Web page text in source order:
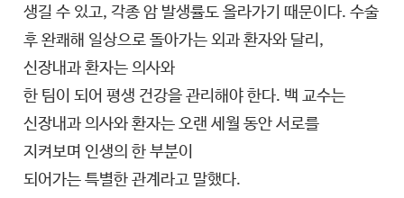
생길 수 있고, 각종 암 발생률도 올라가기 때문이다. 수술
후 완쾌해 일상으로 돌아가는 외과 환자와 달리,
신장내과 환자는 의사와
한 팀이 되어 평생 건강을 관리해야 한다. 백 교수는
신장내과 의사와 환자는 오랜 세월 동안 서로를
지켜보며 인생의 한 부분이
되어가는 특별한 관계라고 말했다.